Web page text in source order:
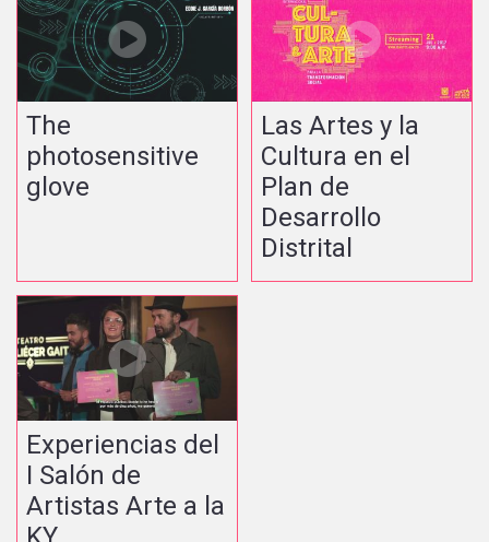
The
photosensitive
glove
Las Artes y la
Cultura en el
Plan de
Desarrollo
Distrital
Experiencias del
I Salón de
Artistas Arte a la